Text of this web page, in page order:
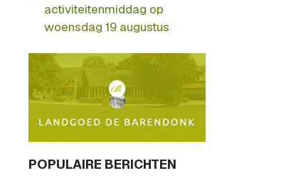
activiteitenmiddag op
woensdag 19 augustus
POPULAIRE BERICHTEN